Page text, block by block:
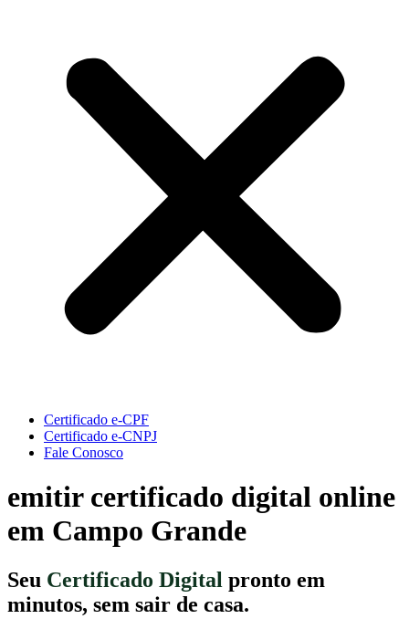
Certificado e-CPF
Certificado e-CNPJ
Fale Conosco
emitir certificado digital online
em Campo Grande
Seu Certificado Digital pronto em
minutos, sem sair de casa.